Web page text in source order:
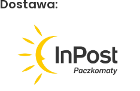
Dostawa: